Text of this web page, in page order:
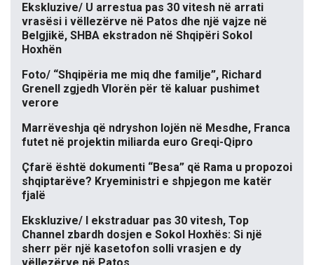
Ekskluzive/ U arrestua pas 30 vitesh në arrati
vrasësi i vëllezërve në Patos dhe një vajze në
Belgjikë, SHBA ekstradon në Shqipëri Sokol
Hoxhën
Foto/ “Shqipëria me miq dhe familje”, Richard
Grenell zgjedh Vlorën për të kaluar pushimet
verore
Marrëveshja që ndryshon lojën në Mesdhe, Franca
futet në projektin miliarda euro Greqi-Qipro
Çfarë është dokumenti “Besa” që Rama u propozoi
shqiptarëve? Kryeministri e shpjegon me katër
fjalë
Ekskluzive/ I ekstraduar pas 30 vitesh, Top
Channel zbardh dosjen e Sokol Hoxhës: Si një
sherr për një kasetofon solli vrasjen e dy